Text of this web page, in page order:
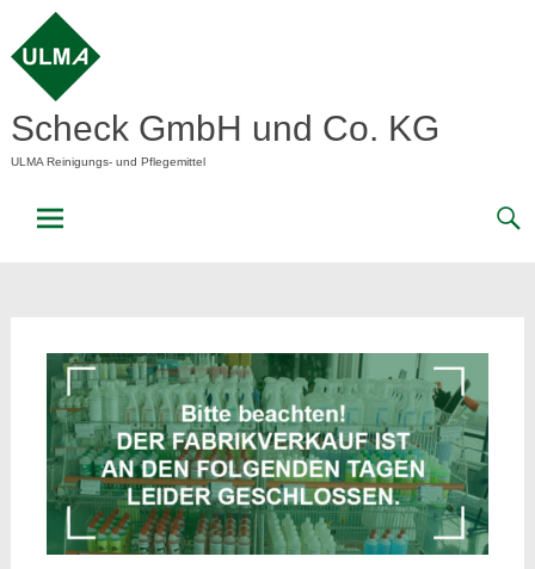
content
Scheck GmbH und Co. KG
ULMA Reinigungs- und Pflegemittel